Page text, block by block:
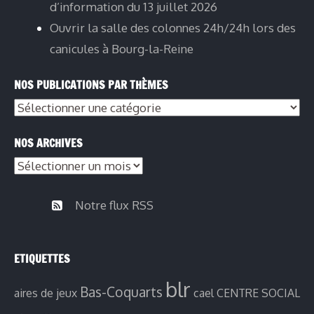
d’information du 13 juillet 2026
Ouvrir la salle des colonnes 24h/24h lors des
canicules à Bourg-la-Reine
NOS PUBLICATIONS PAR THÈMES
Nos
par
thèmes
NOS ARCHIVES
Nos
Notre flux RSS
ETIQUETTES
aires de jeux Bas-Coquarts blr cael CENTRE SOCIAL